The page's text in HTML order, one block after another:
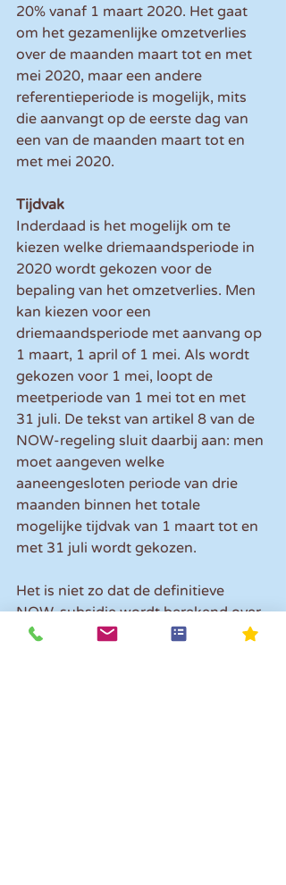
20% vanaf 1 maart 2020. Het gaat
om het gezamenlijke omzetverlies
over de maanden maart tot en met
mei 2020, maar een andere
referentieperiode is mogelijk, mits
die aanvangt op de eerste dag van
een van de maanden maart tot en
met mei 2020.
Tijdvak
Inderdaad is het mogelijk om te
kiezen welke driemaandsperiode in
2020 wordt gekozen voor de
bepaling van het omzetverlies. Men
kan kiezen voor een
driemaandsperiode met aanvang op
1 maart, 1 april of 1 mei. Als wordt
gekozen voor 1 mei, loopt de
meetperiode van 1 mei tot en met
31 juli. De tekst van artikel 8 van de
NOW-regeling sluit daarbij aan: men
moet aangeven welke
aaneengesloten periode van drie
maanden binnen het totale
mogelijke tijdvak van 1 maart tot en
met 31 juli wordt gekozen.
Het is niet zo dat de definitieve
NOW-subsidie wordt berekend over
de loonsom in het gekozen tijdvak.